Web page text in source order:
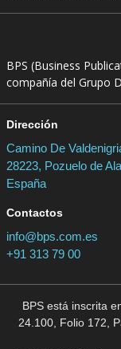
BPS (Business
compañía del Grupo
Dirección
Camino De
28223, Pozuelo de
España
Contactos
info@bps.com.es
+91 313 79 00
BPS está inscrita
24.100, Folio 172,